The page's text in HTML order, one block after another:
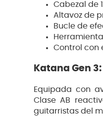
Cabezal de
Altavoz de
Bucle de
Control con
Katana Gen
Equipada con
Clase AB
guitarristas del